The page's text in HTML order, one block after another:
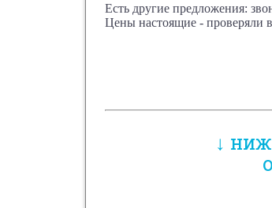
Есть другие предложения:
Цены настоящие - проверяли
↓